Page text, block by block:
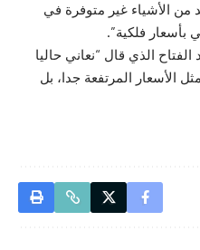
من الأشياء غير متوفرة في
بأسعار فلكية”.
الذي قال “نعاني حاليا
الأسعار المرتفعة جدا، بل